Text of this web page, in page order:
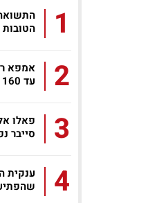
1
2
אמפא
עד 160 מיליון שקל
3
פאלו
סייבר
4
ענקית